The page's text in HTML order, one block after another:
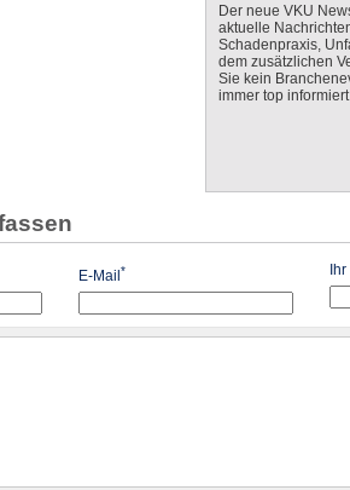
Der neue VKU
aktuelle
Schadenpraxis,
dem zusätzlichen
Sie kein
immer top
E-Mail* Ihr